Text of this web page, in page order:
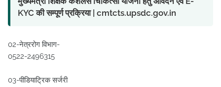
KYC की सम्पूर्ण प्रक्रिया | cmtcts.upsdc.gov.in
02-नेत्ररोग विभाग-
0522-2496315
03-पीडियाट्रिक सर्जरी